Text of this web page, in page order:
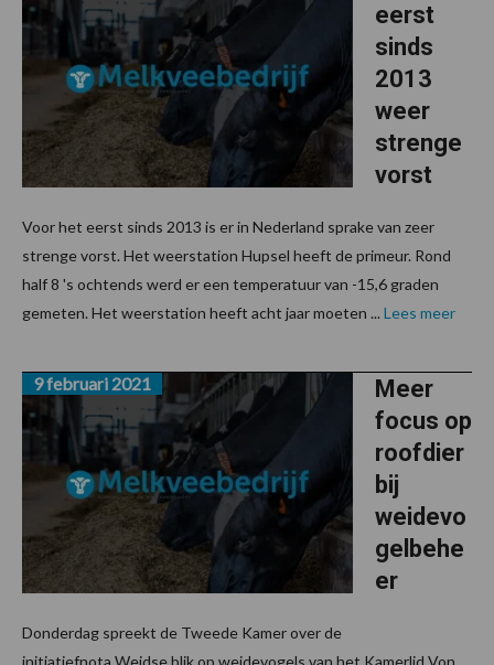
eerst
sinds
2013
weer
strenge
vorst
Voor het eerst sinds 2013 is er in Nederland sprake van zeer
strenge vorst. Het weerstation Hupsel heeft de primeur. Rond
half 8 's ochtends werd er een temperatuur van -15,6 graden
gemeten. Het weerstation heeft acht jaar moeten ... Lees meer
Meer
focus op
roofdier
bij
weidevo
gelbehe
er
9 februari 2021
Donderdag spreekt de Tweede Kamer over de
initiatiefnota Weidse blik op weidevogels van het Kamerlid Von